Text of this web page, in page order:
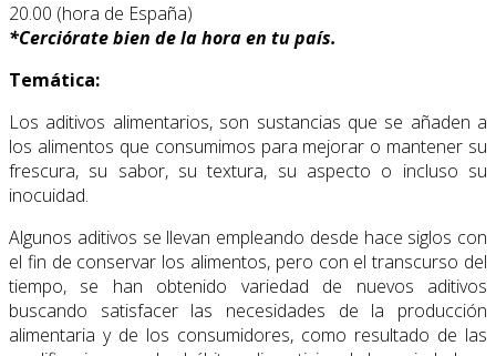
20.00 (hora de España)
*Cerciórate bien de la hora en tu país.
Temática:
Los aditivos alimentarios, son sustancias que se añaden a
los alimentos que consumimos para mejorar o mantener su
frescura, su sabor, su textura, su aspecto o incluso su
inocuidad.
Algunos aditivos se llevan empleando desde hace siglos con
el fin de conservar los alimentos, pero con el transcurso del
tiempo, se han obtenido variedad de nuevos aditivos
buscando satisfacer las necesidades de la producción
alimentaria y de los consumidores, como resultado de las